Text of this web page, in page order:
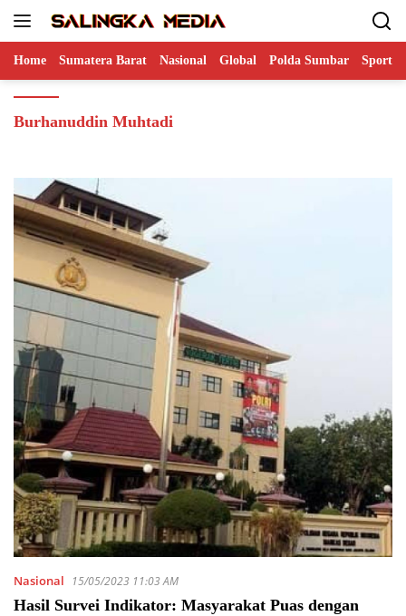
Home Sumatera Barat Nasional Global Polda Sumbar Sports
Burhanuddin Muhtadi
Nasional 15/05/2023 11:03 AM
Hasil Survei Indikator: Masyarakat Puas dengan